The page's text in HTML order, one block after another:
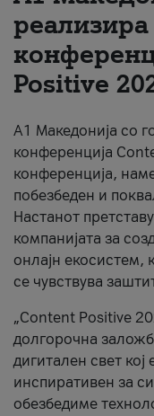
Positive
А1 Македонија со
конференција
конференција,
побезбеден и
Настанот
компанијата за
онлајн екосистем,
се чувствува
„Content Positive
долгорочна
дигитален свет
инспиративен за
обезбедиме